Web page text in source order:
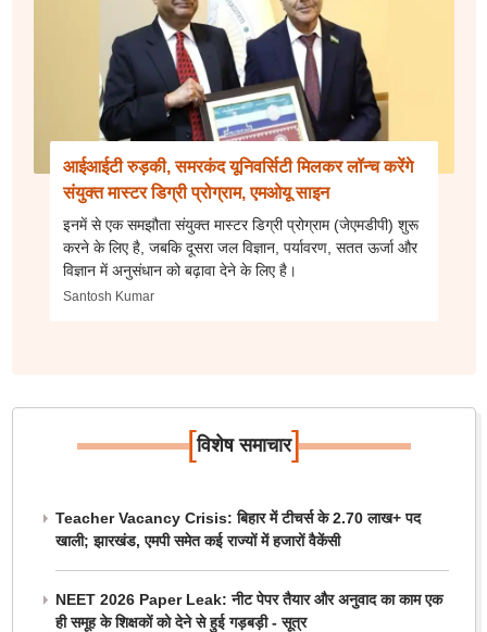
आईआईटी रुड़की, समरकंद यूनिवर्सिटी मिलकर लॉन्च करेंगे
संयुक्त मास्टर डिग्री प्रोग्राम, एमओयू साइन
इनमें से एक समझौता संयुक्त मास्टर डिग्री प्रोग्राम (जेएमडीपी) शुरू
करने के लिए है, जबकि दूसरा जल विज्ञान, पर्यावरण, सतत ऊर्जा और
विज्ञान में अनुसंधान को बढ़ावा देने के लिए है।
Santosh Kumar
[विशेष समाचार]
Teacher Vacancy Crisis: बिहार में टीचर्स के 2.70 लाख+ पद
खाली; झारखंड, एमपी समेत कई राज्यों में हजारों वैकेंसी
NEET 2026 Paper Leak: नीट पेपर तैयार और अनुवाद का काम एक
ही समूह के शिक्षकों को देने से हुई गड़बड़ी - सूत्र